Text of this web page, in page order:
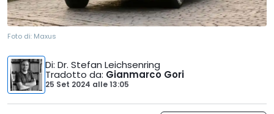
Foto di: Maxus
Di: Dr. Stefan Leichsenring
Tradotto da: Gianmarco Gori
25 Set 2024 alle13:05